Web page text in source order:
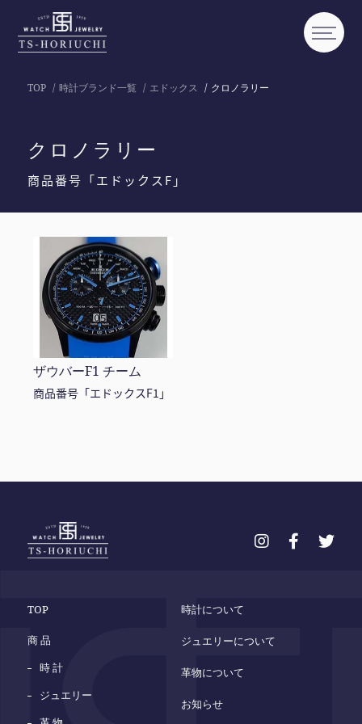
TOP 時計ブランド一覧 エドックス クロノラリー
クロノラリー
商品番号「エドックスF」
ザウバーF1 チーム
商品番号「エドックスF1」
TOP
商 品
時 計
ジュエリー
時計について
ジュエリーについて
革物について
お知らせ